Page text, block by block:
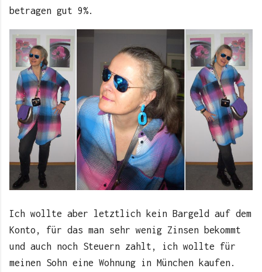
betragen gut 9%.
Ich wollte aber letztlich kein Bargeld auf dem
Konto, für das man sehr wenig Zinsen bekommt
und auch noch Steuern zahlt, ich wollte für
meinen Sohn eine Wohnung in München kaufen.